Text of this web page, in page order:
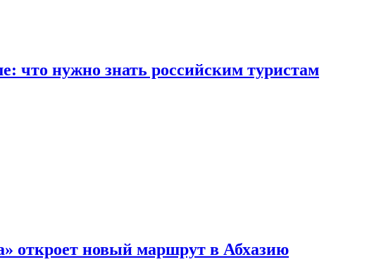
что нужно знать российским туристам
откроет новый маршрут в Абхазию